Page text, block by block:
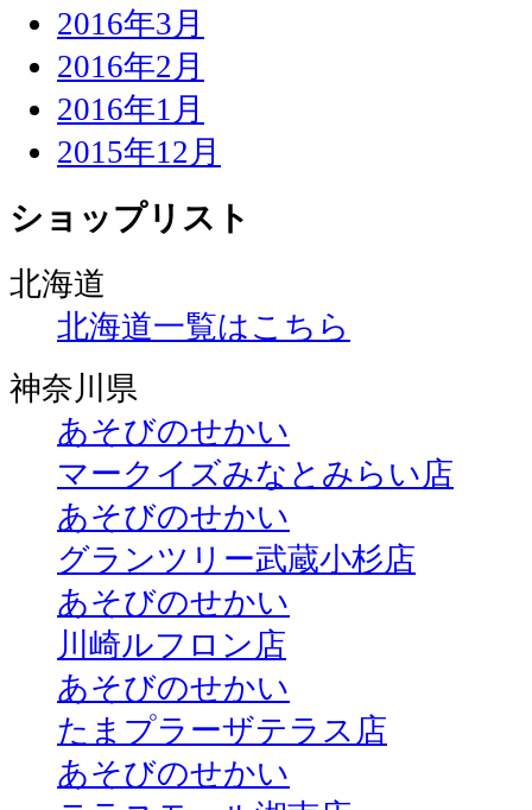
2016年3月
2016年2月
2016年1月
2015年12月
ショップリスト
北海道
北海道一覧はこちら
神奈川県
あそびのせかい
マークイズみなとみらい店
あそびのせかい
グランツリー武蔵小杉店
あそびのせかい
川崎ルフロン店
あそびのせかい
たまプラーザテラス店
あそびのせかい